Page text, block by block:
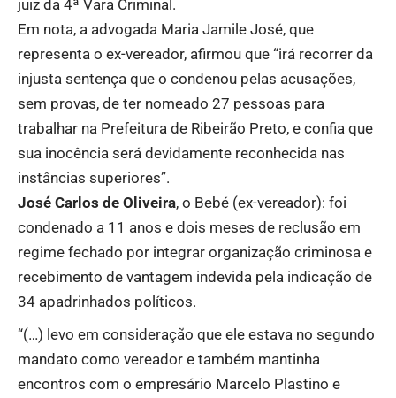
juiz da 4ª Vara Criminal.
Em nota, a advogada Maria Jamile José, que
representa o ex-vereador, afirmou que “irá recorrer da
injusta sentença que o condenou pelas acusações,
sem provas, de ter nomeado 27 pessoas para
trabalhar na Prefeitura de Ribeirão Preto, e confia que
sua inocência será devidamente reconhecida nas
instâncias superiores”.
José Carlos de Oliveira, o Bebé (ex-vereador): foi
condenado a 11 anos e dois meses de reclusão em
regime fechado por integrar organização criminosa e
recebimento de vantagem indevida pela indicação de
34 apadrinhados políticos.
“(…) levo em consideração que ele estava no segundo
mandato como vereador e também mantinha
encontros com o empresário Marcelo Plastino e